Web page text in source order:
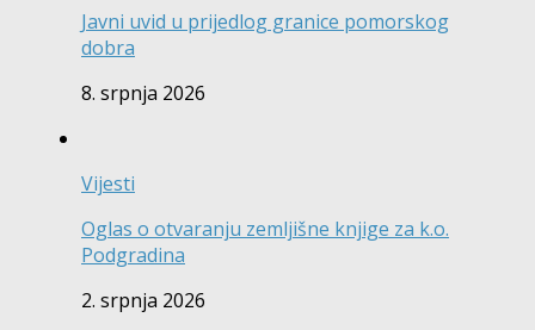
Javni uvid u prijedlog granice pomorskog
dobra
8. srpnja 2026
Vijesti
Oglas o otvaranju zemljišne knjige za k.o.
Podgradina
2. srpnja 2026